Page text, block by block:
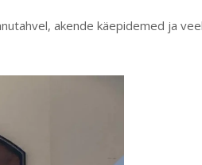
akende käepidemed ja